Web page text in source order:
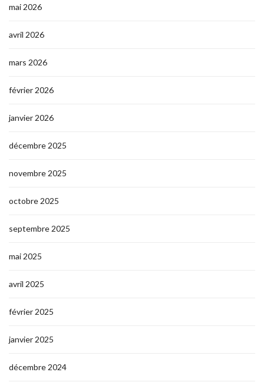
mai 2026
avril 2026
mars 2026
février 2026
janvier 2026
décembre 2025
novembre 2025
octobre 2025
septembre 2025
mai 2025
avril 2025
février 2025
janvier 2025
décembre 2024